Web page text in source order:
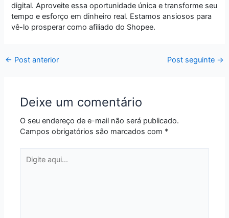
digital. Aproveite essa oportunidade única e transforme seu
tempo e esforço em dinheiro real. Estamos ansiosos para
vê-lo prosperar como afiliado do Shopee.
← Post anterior Post seguinte →
Deixe um comentário
O seu endereço de e-mail não será publicado.
Campos obrigatórios são marcados com *
aqui...